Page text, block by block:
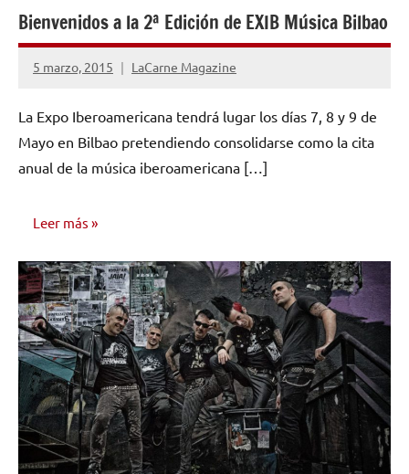
Bienvenidos a la 2ª Edición de EXIB Música Bilbao
5 marzo, 2015 LaCarne Magazine
No
comentarios
La Expo Iberoamericana tendrá lugar los días 7, 8 y 9 de
Mayo en Bilbao pretendiendo consolidarse como la cita
anual de la música iberoamericana […]
Leer más
NOTICIAS